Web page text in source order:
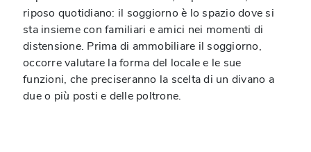
riposo quotidiano: il soggiorno è lo spazio dove si
sta insieme con familiari e amici nei momenti di
distensione. Prima di ammobiliare il soggiorno,
occorre valutare la forma del locale e le sue
funzioni, che preciseranno la scelta di un divano a
due o più posti e delle poltrone.